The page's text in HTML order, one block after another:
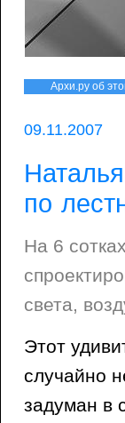
Архи.ру об
09.11.2007
по
На 6
света,
Этот
случайно
задуман в